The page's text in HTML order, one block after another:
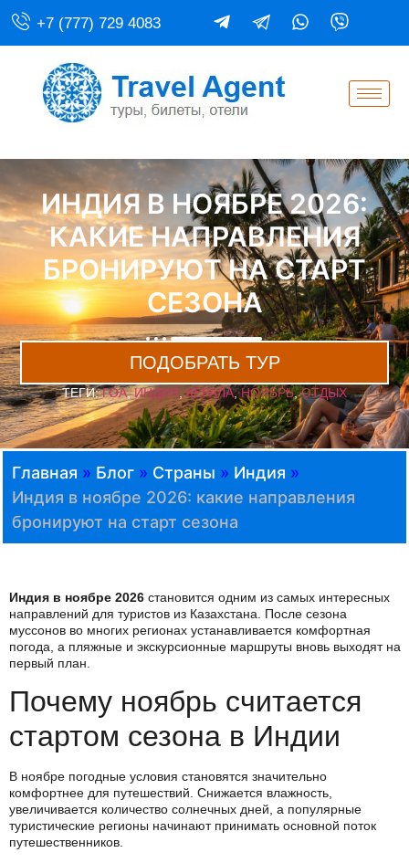
+7 (777) 729 4083
ИНДИЯ В НОЯБРЕ 2026:
КАКИЕ НАПРАВЛЕНИЯ
БРОНИРУЮТ НА СТАРТ
СЕЗОНА
ПОДОБРАТЬ ТУР
ТЕГИ:ГОА,ИНДИЯ,КЕРАЛА,НОЯБРЬ,ОТДЫХ
Главная » Блог » Страны » Индия »
Индия в ноябре 2026: какие направления
бронируют на старт сезона
Индия в ноябре 2026 становится одним из самых интересных
направлений для туристов из Казахстана. После сезона
муссонов во многих регионах устанавливается комфортная
погода, а пляжные и экскурсионные маршруты вновь выходят на
первый план.
Почему ноябрь считается
стартом сезона в Индии
В ноябре погодные условия становятся значительно
комфортнее для путешествий. Снижается влажность,
увеличивается количество солнечных дней, а популярные
туристические регионы начинают принимать основной поток
путешественников.